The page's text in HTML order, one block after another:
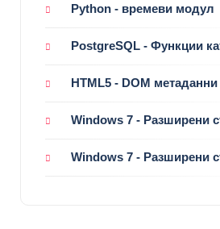
Python - времеви модул
PostgreSQL - Функции
HTML5 - DOM метаданни
Windows 7 - Разширени
Windows 7 - Разширени